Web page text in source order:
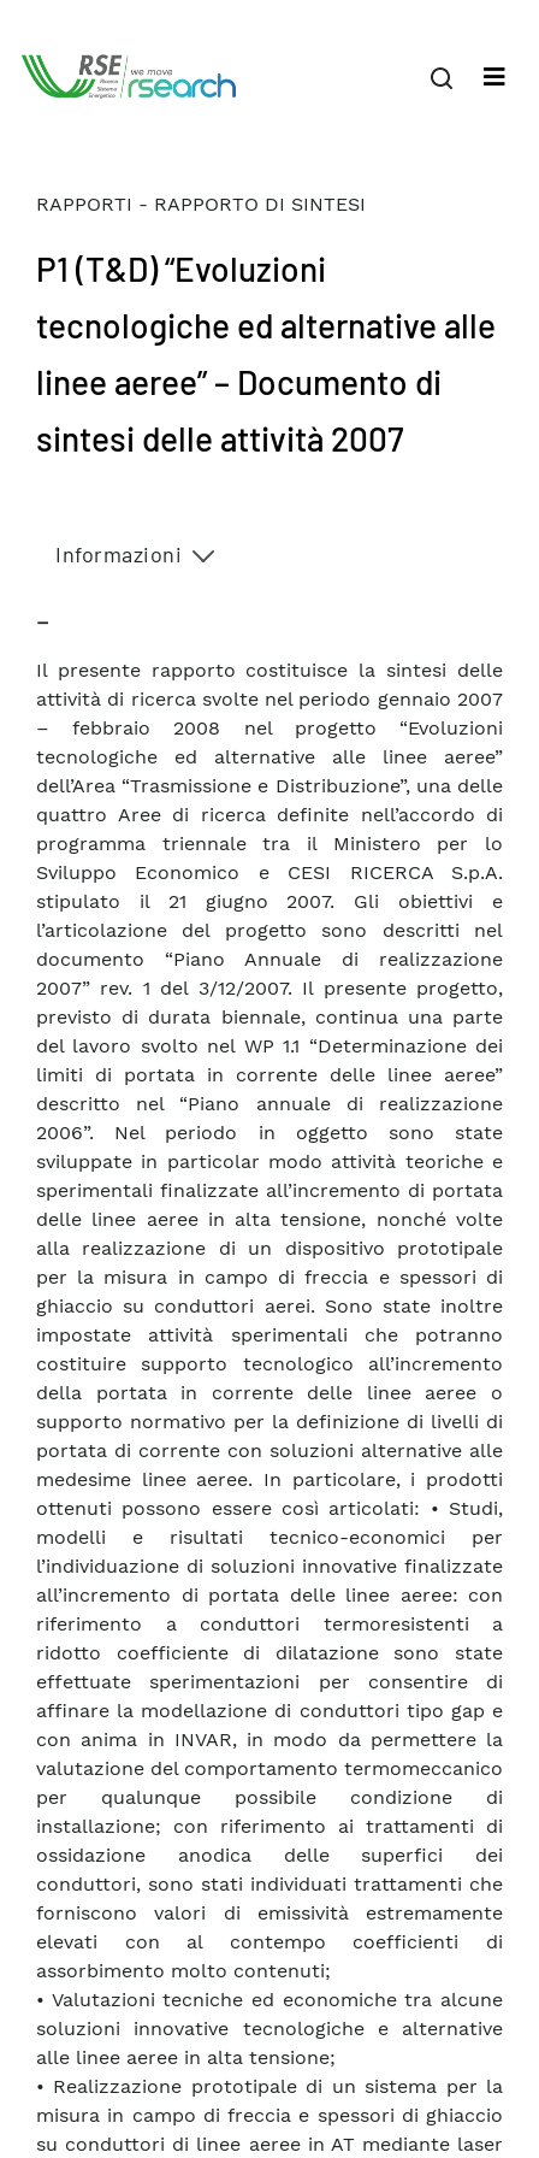
RAPPORTI - RAPPORTO DI SINTESI
P1 (T&D) “Evoluzioni
tecnologiche ed alternative alle
linee aeree” – Documento di
sintesi delle attività 2007
Informazioni
–
Il presente rapporto costituisce la sintesi delle
attività di ricerca svolte nel periodo gennaio 2007
– febbraio 2008 nel progetto “Evoluzioni
tecnologiche ed alternative alle linee aeree”
dell’Area “Trasmissione e Distribuzione”, una delle
quattro Aree di ricerca definite nell’accordo di
programma triennale tra il Ministero per lo
Sviluppo Economico e CESI RICERCA S.p.A.
stipulato il 21 giugno 2007. Gli obiettivi e
l’articolazione del progetto sono descritti nel
documento “Piano Annuale di realizzazione
2007” rev. 1 del 3/12/2007. Il presente progetto,
previsto di durata biennale, continua una parte
del lavoro svolto nel WP 1.1 “Determinazione dei
limiti di portata in corrente delle linee aeree”
descritto nel “Piano annuale di realizzazione
2006”. Nel periodo in oggetto sono state
sviluppate in particolar modo attività teoriche e
sperimentali finalizzate all’incremento di portata
delle linee aeree in alta tensione, nonché volte
alla realizzazione di un dispositivo prototipale
per la misura in campo di freccia e spessori di
ghiaccio su conduttori aerei. Sono state inoltre
impostate attività sperimentali che potranno
costituire supporto tecnologico all’incremento
della portata in corrente delle linee aeree o
supporto normativo per la definizione di livelli di
portata di corrente con soluzioni alternative alle
medesime linee aeree. In particolare, i prodotti
ottenuti possono essere così articolati: • Studi,
modelli e risultati tecnico-economici per
l’individuazione di soluzioni innovative finalizzate
all’incremento di portata delle linee aeree: con
riferimento a conduttori termoresistenti a
ridotto coefficiente di dilatazione sono state
effettuate sperimentazioni per consentire di
affinare la modellazione di conduttori tipo gap e
con anima in INVAR, in modo da permettere la
valutazione del comportamento termomeccanico
per qualunque possibile condizione di
installazione; con riferimento ai trattamenti di
ossidazione anodica delle superfici dei
conduttori, sono stati individuati trattamenti che
forniscono valori di emissività estremamente
elevati con al contempo coefficienti di
assorbimento molto contenuti;
• Valutazioni tecniche ed economiche tra alcune
soluzioni innovative tecnologiche e alternative
alle linee aeree in alta tensione;
• Realizzazione prototipale di un sistema per la
misura in campo di freccia e spessori di ghiaccio
su conduttori di linee aeree in AT mediante laser